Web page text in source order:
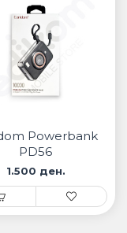
Powerbank
PD56
1.500 ден.